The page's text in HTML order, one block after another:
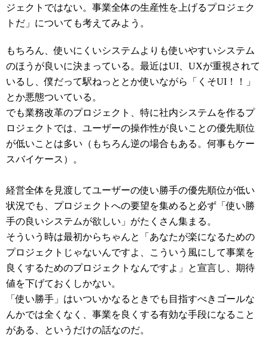
ジェクトではない。事業全体の生産性を上げるプロジェク
トだ」についても考えてみよう。
もちろん、使いにくいシステムよりも使いやすいシステム
のほうが良いに決まっている。最近はUI、UXが重視されて
いるし、僕だって駅ねっととか使いながら「くそUI！！」
とか悪態ついている。
でも業務改革のプロジェクト、特に社内システムを作るプ
ロジェクトでは、ユーザーの操作性が良いことの優先順位
が低いことは多い（もちろん逆の場合もある。何事もケー
スバイケース）。
経営全体を見渡してユーザーの使い勝手の優先順位が低い
状況でも、プロジェクトへの要望を集めると必ず「使い勝
手の良いシステムが欲しい」がたくさん集まる。
そういう時は最初からちゃんと「あなたが楽になるための
プロジェクトじゃないんですよ、こういう風にして事業を
良くするためのプロジェクトなんですよ」と宣言し、期待
値を下げておくしかない。
「使い勝手」はいついかなるときでも目指すべきゴールな
んかでは全くなく、事業を良くする有効な手段になること
がある、というだけの話なのだ。